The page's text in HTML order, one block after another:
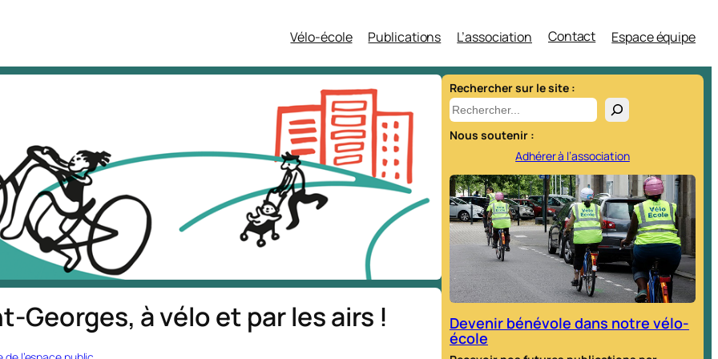
Vélo-école Publications L’association Contact Espace équipe
Georges, à vélo et par les airs !
Rechercher sur le site :
R
e
c
e
r
c
h
r
Nous soutenir :
Adhérer à l’association
Devenir bénévole dans notre vélo-
école